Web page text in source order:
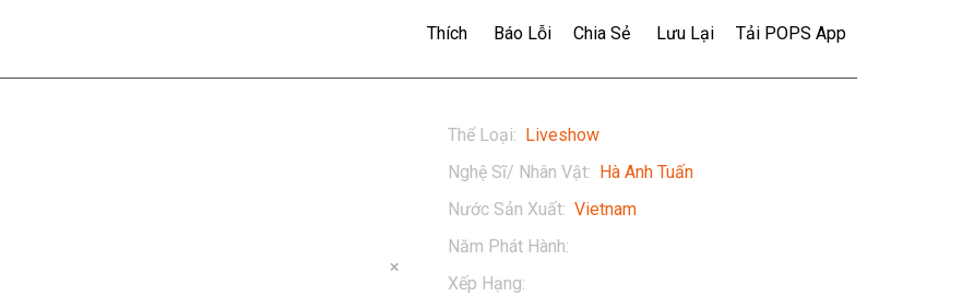
Thích Báo Lỗi Chia Sẻ Lưu Lại Tải POPS App
Thể Loại: Liveshow
Nghệ Sĩ/ Nhân Vật: Hà Anh Tuấn
Nước Sản Xuất: Vietnam
Năm Phát Hành:
Xếp Hạng: